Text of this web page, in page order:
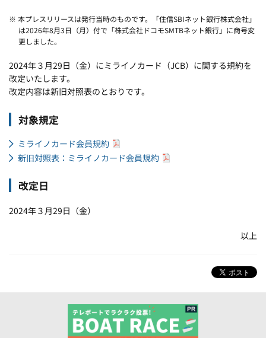
※ 本プレスリリースは発行当時のものです。「住信SBIネット銀行株式会社」
は2026年8月3日（月）付で「株式会社ドコモSMTBネット銀行」に商号変
更しました。
2024年３月29日（金）にミライノカード（JCB）に関する規約を
改定いたします。
改定内容は新旧対照表のとおりです。
対象規定
ミライノカード会員規約
新旧対照表：ミライノカード会員規約
改定日
2024年３月29日（金）
以上